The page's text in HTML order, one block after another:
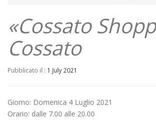
«Cossato
Cossato
Pubblicato il : 1 July 2021
Giorno: Domenica 4 Luglio 2021
Orario: dalle 7.00 alle 20.00